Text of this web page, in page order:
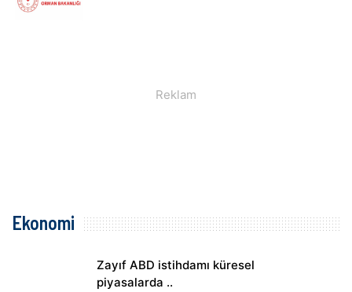
Ekonomi
Zayıf ABD istihdamı küresel
piyasalarda ..